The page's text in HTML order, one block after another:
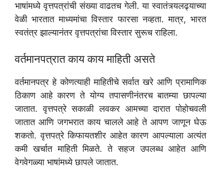
भाषांमध्ये वृत्तपत्रांची संख्या वाढतच गेली. या स्वातंत्र्यलढ्याच्या
वेळी भारतात माध्यमांचा विस्तार फारसा नव्हता. मात्र, भारत
स्वतंत्र झाल्यानंतर वृत्तपत्रांचा विस्तार सुरूच राहिला.
वर्तमानपत्रात काय काय माहिती असते
वर्तमानपत्र हे कोणत्याही माहितीचे सर्वात खरे आणि प्रामाणिक
ठिकाण आहे कारण ते योग्य तपासणीनंतरच बातम्या छापल्या
जातात. वृत्तपत्रे सकाळी लवकर आमच्या दारात पोहोचवली
जातात आणि जगभरात काय चालले आहे ते आपण जाणून घेऊ
शकतो. वृत्तपत्रे किफायतशीर आहेत कारण आपल्याला अत्यंत
कमी खर्चात माहिती मिळते. ते सहज उपलब्ध आहेत आणि
वेगवेगळ्या भाषांमध्ये छापले जातात.